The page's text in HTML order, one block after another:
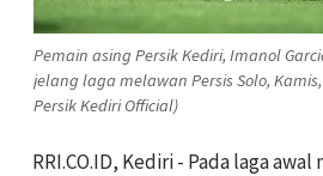
Pemain asing Persik Kediri, Imanol
jelang laga melawan Persis Solo,
Persik Kediri Official)
RRI.CO.ID, Kediri - Pada laga